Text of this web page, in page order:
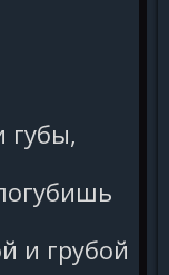
губы,
и грубой